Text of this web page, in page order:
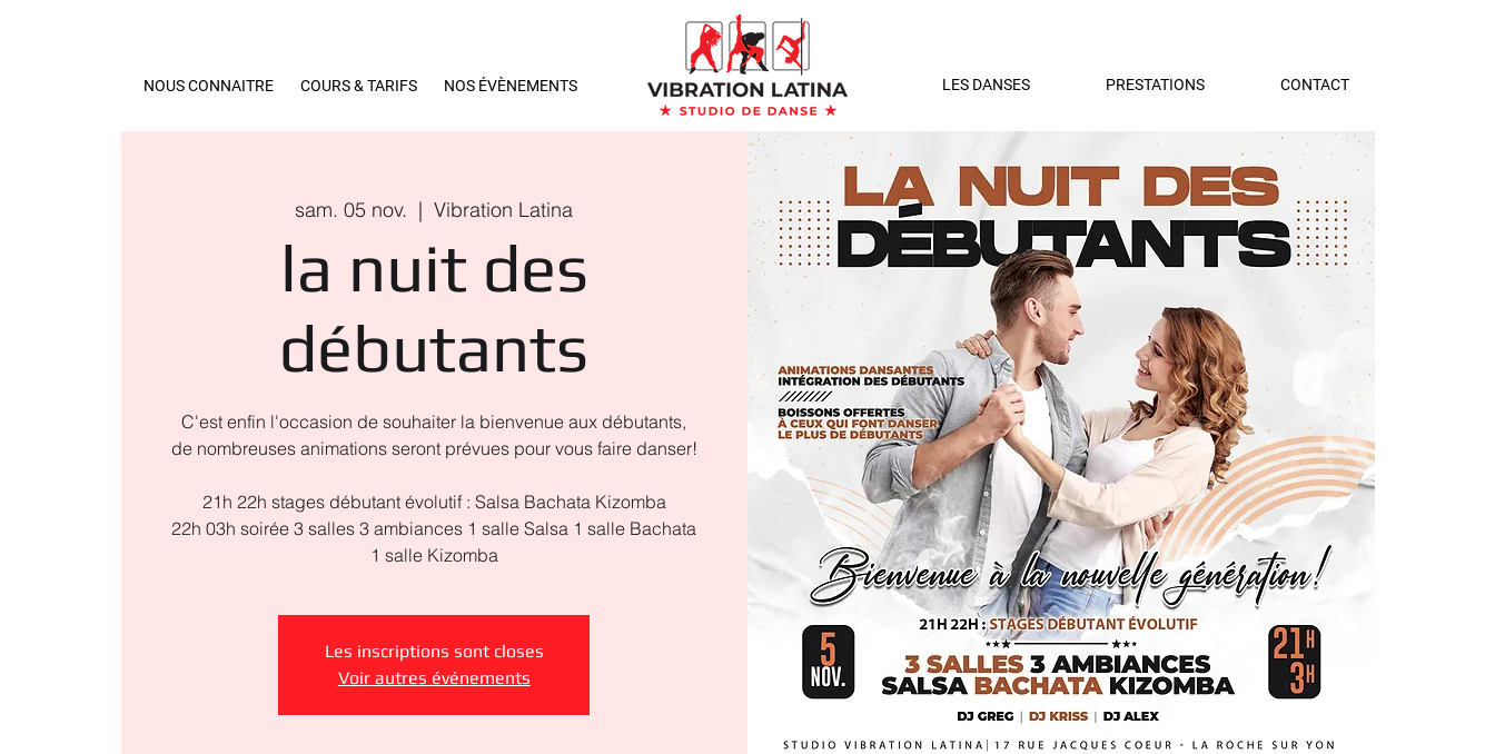
NOUS CONNAITRE COURS & TARIFS NOS ÉVÈNEMENTS LES DANSES PRESTATIONS CONTACT
sam. 05 nov.
  |
Vibration Latina
la nuit des
débutants
C'est enfin l'occasion de souhaiter la bienvenue aux débutants,
de nombreuses animations seront prévues pour vous faire danser!
21h 22h stages débutant évolutif : Salsa Bachata Kizomba
22h 03h soirée 3 salles 3 ambiances 1 salle Salsa 1 salle Bachata
1 salle Kizomba
Les inscriptions sont closes
Voir autres événements